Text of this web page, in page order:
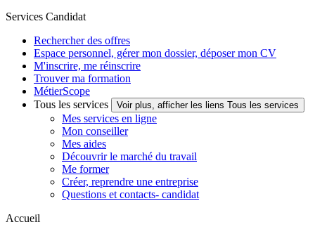
Services Candidat
Rechercher des offres
Espace personnel, gérer mon dossier, déposer mon CV
M'inscrire, me réinscrire
Trouver ma formation
MétierScope
Tous les services
Voir plus, afficher les liens Tous les services
Mes services en ligne
Mon conseiller
Mes aides
Découvrir le marché du travail
Me former
Créer, reprendre une entreprise
Questions et contacts- candidat
Accueil